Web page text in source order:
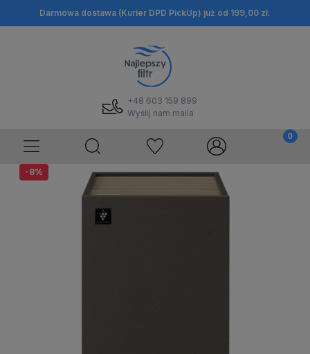
Darmowa dostawa (Kurier DPD PickUp) już od 199,00 zł.
+48 603 159 899
Wyślij nam maila
-8%